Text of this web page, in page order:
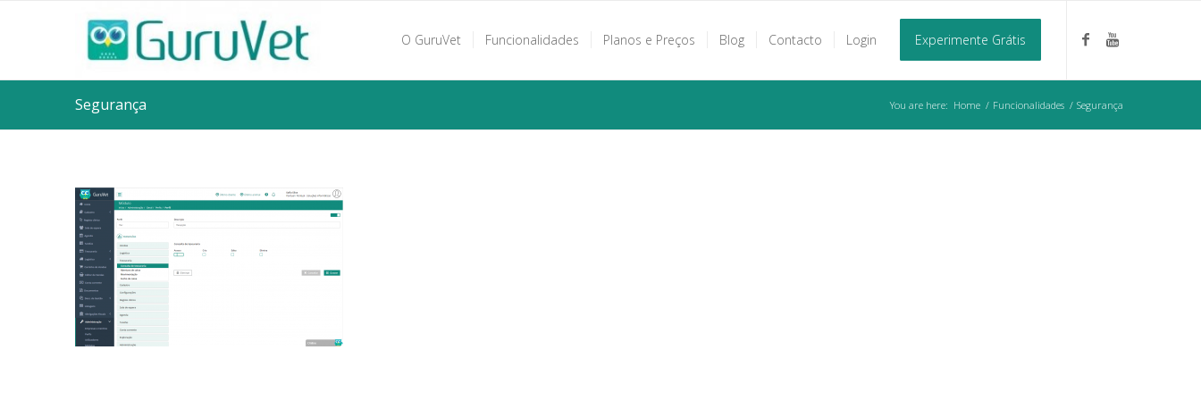
O GuruVet Funcionalidades Planos e Preços Blog Contacto Login Experimente Grátis
Segurança You are here: Home / Funcionalidades / Segurança